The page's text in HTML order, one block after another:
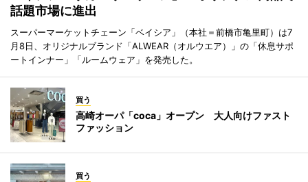
話題市場に進出
スーパーマーケットチェーン「ベイシア」（本社＝前橋市亀里町）は7
月8日、オリジナルブランド「ALWEAR（オルウエア）」の「休息サポ
ートインナー」「ルームウェア」を発売した。
買う
高崎オーパ「coca」オープン 大人向けファスト
ファッション
買う